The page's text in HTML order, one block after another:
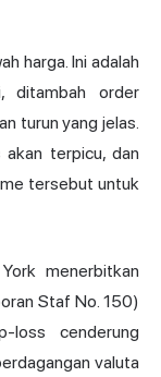
harga. Ini adalah
ditambah order
turun yang jelas.
terpicu, dan
tersebut untuk
menerbitkan
Staf No. 150)
loss cenderung
valuta